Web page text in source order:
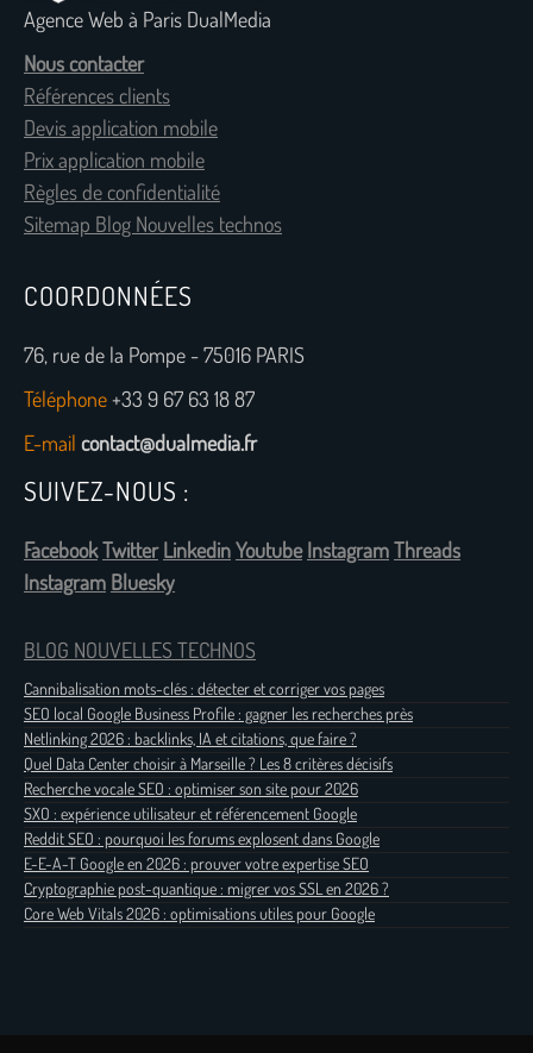
Agence Web à Paris DualMedia
Nous contacter
Références clients
Devis application mobile
Prix application mobile
Règles de confidentialité
Sitemap Blog Nouvelles technos
COORDONNÉES
76, rue de la Pompe - 75016 PARIS
Téléphone+33 9 67 63 18 87
E-mail contact@dualmedia.fr
SUIVEZ-NOUS :
FacebookTwitter LinkedinYoutube InstagramThreads
Instagram Bluesky
BLOG NOUVELLES TECHNOS
Cannibalisation mots-clés : détecter et corriger vos pages
SEO local Google Business Profile : gagner les recherches près
Netlinking 2026 : backlinks, IA et citations, que faire ?
Quel Data Center choisir à Marseille ? Les 8 critères décisifs
Recherche vocale SEO : optimiser son site pour 2026
SXO : expérience utilisateur et référencement Google
Reddit SEO : pourquoi les forums explosent dans Google
E-E-A-T Google en 2026 : prouver votre expertise SEO
Cryptographie post-quantique : migrer vos SSL en 2026 ?
Core Web Vitals 2026 : optimisations utiles pour Google